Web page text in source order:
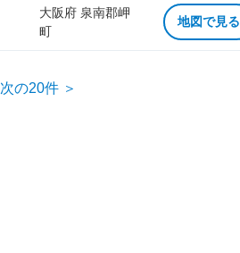
大阪府 泉南郡岬
町
地図で見る
次の20件 ＞